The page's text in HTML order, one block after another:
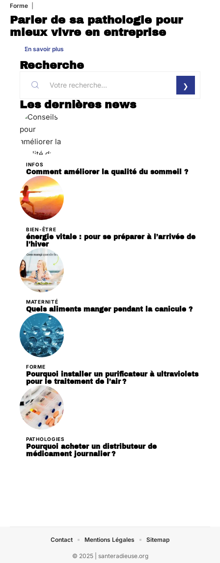
Forme
Parler de sa pathologie pour
mieux vivre en entreprise
En savoir plus
Recherche
Les dernières news
INFOS
Comment améliorer la qualité du sommeil ?
BIEN-ÊTRE
énergie vitale : pour se préparer à l’arrivée de
l’hiver
MATERNITÉ
Quels aliments manger pendant la canicule ?
FORME
Pourquoi installer un purificateur à ultraviolets
pour le traitement de l’air ?
PATHOLOGIES
Pourquoi acheter un distributeur de
médicament journalier ?
© 2025 | santeradieuse.org
Contact Mentions Légales Sitemap